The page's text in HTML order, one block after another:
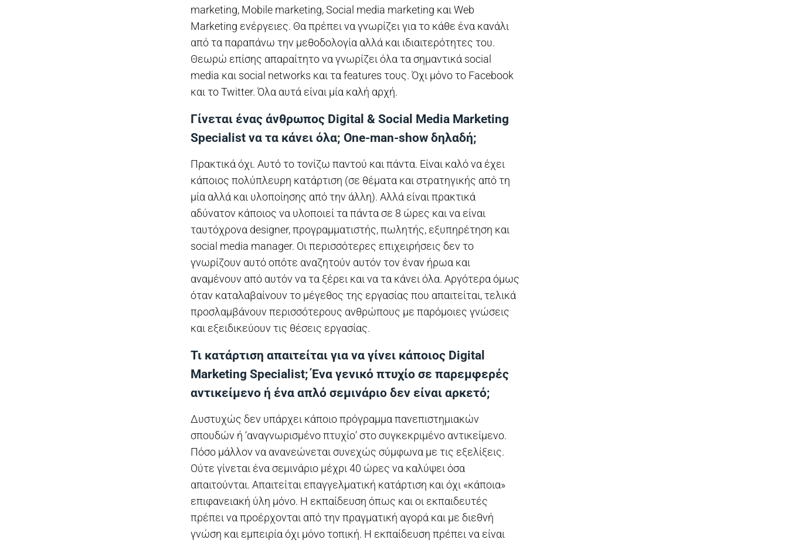
marketing, Mobile marketing, Social media marketing και Web
Marketing ενέργειες. Θα πρέπει να γνωρίζει για το κάθε ένα κανάλι
από τα παραπάνω την μεθοδολογία αλλά και ιδιαιτερότητες του.
Θεωρώ επίσης απαραίτητο να γνωρίζει όλα τα σημαντικά social
media και social networks και τα features τους. Όχι μόνο το Facebook
και το Twitter. Όλα αυτά είναι μία καλή αρχή.
Γίνεται ένας άνθρωπος Digital & Social Media Marketing
Specialist να τα κάνει όλα; One-man-show δηλαδή;
Πρακτικά όχι. Αυτό το τονίζω παντού και πάντα. Είναι καλό να έχει
κάποιος πολύπλευρη κατάρτιση (σε θέματα και στρατηγικής από τη
μία αλλά και υλοποίησης από την άλλη). Αλλά είναι πρακτικά
αδύνατον κάποιος να υλοποιεί τα πάντα σε 8 ώρες και να είναι
ταυτόχρονα designer, προγραμματιστής, πωλητής, εξυπηρέτηση και
social media manager. Οι περισσότερες επιχειρήσεις δεν το
γνωρίζουν αυτό οπότε αναζητούν αυτόν τον έναν ήρωα και
αναμένουν από αυτόν να τα ξέρει και να τα κάνει όλα. Αργότερα όμως
όταν καταλαβαίνουν το μέγεθος της εργασίας που απαιτείται, τελικά
προσλαμβάνουν περισσότερους ανθρώπους με παρόμοιες γνώσεις
και εξειδικεύουν τις θέσεις εργασίας.
Τι κατάρτιση απαιτείται για να γίνει κάποιος Digital
Marketing Specialist; Ένα γενικό πτυχίο σε παρεμφερές
αντικείμενο ή ένα απλό σεμινάριο δεν είναι αρκετό;
Δυστυχώς δεν υπάρχει κάποιο πρόγραμμα πανεπιστημιακών
σπουδών ή ‘αναγνωρισμένο πτυχίο’ στο συγκεκριμένο αντικείμενο.
Πόσο μάλλον να ανανεώνεται συνεχώς σύμφωνα με τις εξελίξεις.
Ούτε γίνεται ένα σεμινάριο μέχρι 40 ώρες να καλύψει όσα
απαιτούνται. Απαιτείται επαγγελματική κατάρτιση και όχι «κάποια»
επιφανειακή ύλη μόνο. Η εκπαίδευση όπως και οι εκπαιδευτές
πρέπει να προέρχονται από την πραγματική αγορά και με διεθνή
γνώση και εμπειρία όχι μόνο τοπική. Η εκπαίδευση πρέπει να είναι